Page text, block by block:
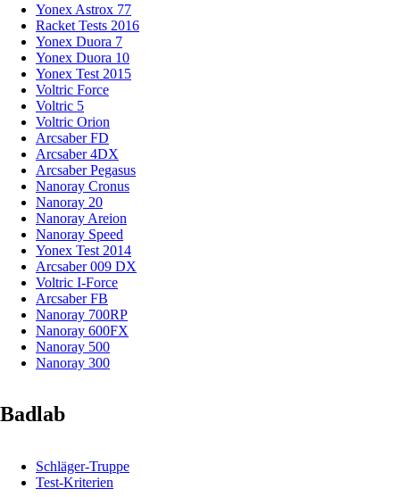
Yonex Astrox 77
Racket Tests 2016
Yonex Duora 7
Yonex Duora 10
Yonex Test 2015
Voltric Force
Voltric 5
Voltric Orion
Arcsaber FD
Arcsaber 4DX
Arcsaber Pegasus
Nanoray Cronus
Nanoray 20
Nanoray Areion
Nanoray Speed
Yonex Test 2014
Arcsaber 009 DX
Voltric I-Force
Arcsaber FB
Nanoray 700RP
Nanoray 600FX
Nanoray 500
Nanoray 300
Badlab
Schläger-Truppe
Test-Kriterien